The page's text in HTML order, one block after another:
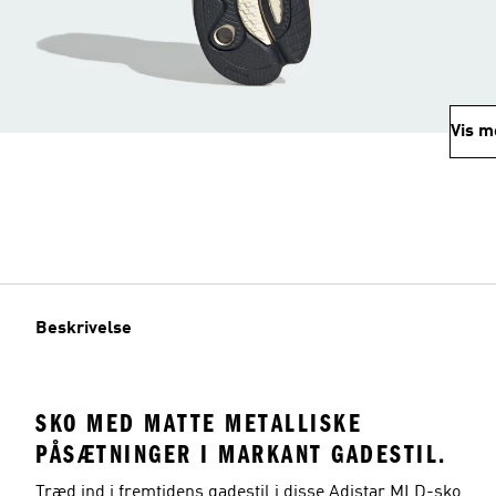
Vis
Beskrivelse
SKO MED MATTE METALLISKE
PÅSÆTNINGER I MARKANT GADESTIL.